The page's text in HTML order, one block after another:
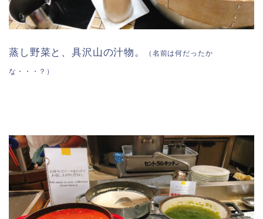
蒸し野菜と、具沢山の汁物。 （名前は何だったか
な・・・？）